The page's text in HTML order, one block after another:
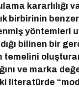
kararlılığı
birbirinin
yöntemleri
bilinen bir
temelini
ve marka
literatürde